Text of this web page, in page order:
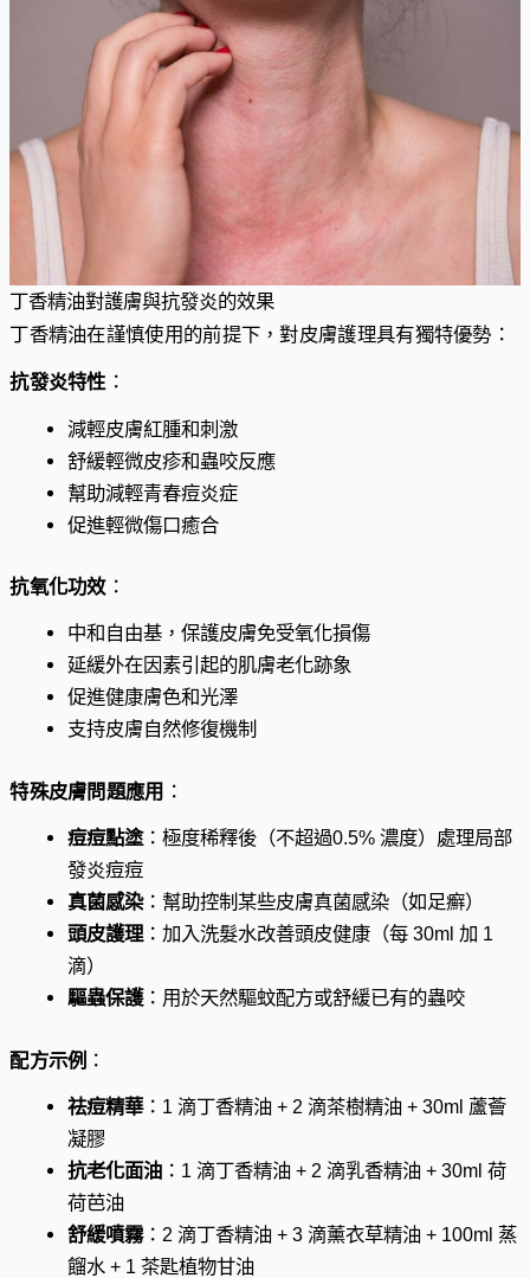
丁香精油對護膚與抗發炎的效果
丁香精油在謹慎使用的前提下，對皮膚護理具有獨特優勢：
抗發炎特性 ：
減輕皮膚紅腫和刺激
舒緩輕微皮疹和蟲咬反應
幫助減輕青春痘炎症
促進輕微傷口癒合
抗氧化功效：
中和自由基，保護皮膚免受氧化損傷
延緩外在因素引起的肌膚老化跡象
促進健康膚色和光澤
支持皮膚自然修復機制
特殊皮膚問題應用 ：
痘痘點塗：極度稀釋後（不超過0.5% 濃度）處理局部
發炎痘痘
真菌感染：幫助控制某些皮膚真菌感染（如足癬）
頭皮護理 ：加入洗髮水改善頭皮健康（每 30ml 加 1
滴）
驅蟲保護：用於天然驅蚊配方或舒緩已有的蟲咬
配方示例 ：
祛痘精華：1 滴丁香精油 + 2 滴茶樹精油 + 30ml 蘆薈
凝膠
抗老化面油 ：1 滴丁香精油 + 2 滴乳香精油 + 30ml 荷
荷芭油
舒緩噴霧：2 滴丁香精油 + 3 滴薰衣草精油 + 100ml 蒸
餾水 + 1 茶匙植物甘油